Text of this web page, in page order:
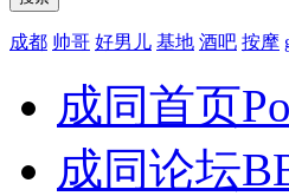
成都 帅哥 好男儿 基地 酒吧 按摩
成同首页
成同论坛